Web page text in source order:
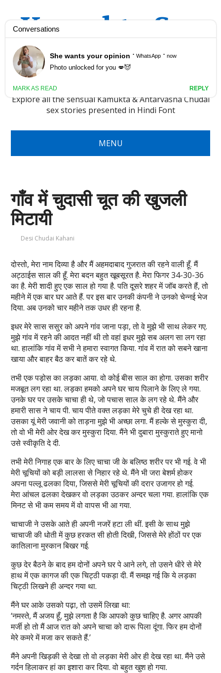
Kamukta Sex
Stories Hindi
Kahani
Explore all the sensual Kamukta & Antarvasna Chudai
sex stories presented in Hindi Font
MENU
गाँव में चुदासी चूत की खुजली
मिटायी
Desi Chudai Kahani
दोस्तो, मेरा नाम दिव्या है और मैं अहमदाबाद गुजरात की रहने वाली हूँ. मैं
अट्ठाईस साल की हूँ. मेरा बदन बहुत खूबसूरत है. मेरा फिगर 34-30-36
का है. मेरी शादी हुए एक साल हो गया है. पति दूसरे शहर में जॉब करते हैं, तो
महीने में एक बार घर आते हैं. पर इस बार उनकी कंपनी ने उनको चेन्नई भेज
दिया. अब उनको चार महीने तक उधर ही रहना है.
इधर मेरे सास ससुर को अपने गांव जाना पड़ा, तो वे मुझे भी साथ लेकर गए.
मुझे गांव में रहने की आदत नहीं थी तो वहां इधर मुझे सब अलग सा लग रहा
था. हालांकि गांव में सभी ने हमारा स्वागत किया. गांव में रात को सबने खाना
खाया और बाहर बैठ कर बातें कर रहे थे.
तभी एक पड़ोस का लड़का आया. वो कोई बीस साल का होगा. उसका शरीर
मजबूत लग रहा था. लड़का हमको अपने घर चाय पिलाने के लिए ले गया.
उनके घर पर उसके चाचा ही थे, जो पचास साल के लग रहे थे. मैंने और
हमारी सास ने चाय पी. चाय पीते वक्त लड़का मेरे चुचे ही देख रहा था.
उसका यूं मेरी जवानी को ताड़ना मुझे भी अच्छा लगा. मैं हल्के से मुस्कुरा दी,
तो वो भी मेरी ओर देख कर मुस्कुरा दिया. मैंने भी दुबारा मुस्कुराते हुए मानो
उसे स्वीकृति दे दी.
तभी मेरी निगाह एक बार के लिए चाचा जी के बलिष्ठ शरीर पर भी गई. वे भी
मेरी चूचियों को बड़ी लालसा से निहार रहे थे. मैंने भी जरा बेशर्म होकर
अपना पल्लू ढलका दिया, जिससे मेरी चूचियों की दरार उजागर हो गई.
मेरा आंचल ढलका देखकर वो लड़का उठकर अन्दर चला गया. हालांकि एक
मिनट से भी कम समय में वो वापस भी आ गया.
चाचाजी ने उसके आते ही अपनी नजरें हटा ली थीं. इसी के साथ मुझे
चाचाजी की धोती में कुछ हरकत सी होती दिखी, जिससे मेरे होंठों पर एक
कातिलाना मुस्कान बिखर गई.
कुछ देर बैठने के बाद हम दोनों अपने घर पे आने लगे, तो उसने धीरे से मेरे
हाथ में एक कागज की एक चिट्ठी पकड़ा दी. मैं समझ गई कि ये लड़का
चिट्ठी लिखने ही अन्दर गया था.
मैंने घर आके उसको पढ़ा, तो उसमें लिखा था:
‘नमस्ते, मैं अजय हूँ, मुझे लगता है कि आपको कुछ चाहिए है. अगर आपकी
मर्जी हो तो मैं आज रात को अपने चाचा को दारू पिला दूंगा. फिर हम दोनों
मेरे कमरे में मजा कर सकते हैं.’
मैंने अपनी खिड़की से देखा तो वो लड़का मेरी ओर ही देख रहा था. मैंने उसे
गर्दन हिलाकर हां का इशारा कर दिया. वो बहुत खुश हो गया.